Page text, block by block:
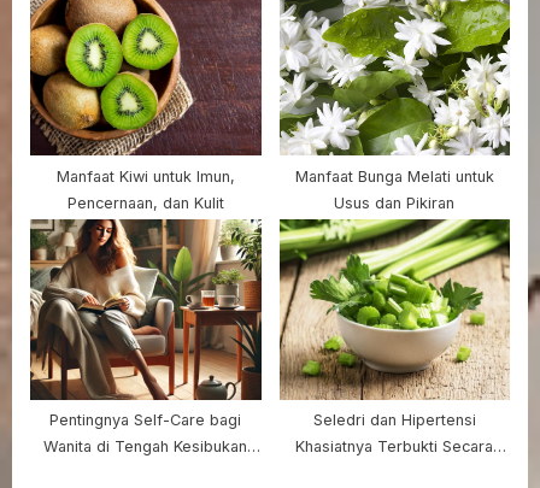
Manfaat Kiwi untuk Imun,
Pencernaan, dan Kulit
Manfaat Bunga Melati untuk
Usus dan Pikiran
Pentingnya Self-Care bagi
Wanita di Tengah Kesibukan
Seledri dan Hipertensi
Khasiatnya Terbukti Secara